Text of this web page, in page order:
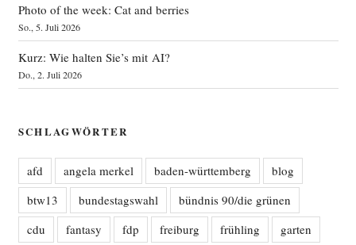
Photo of the week: Cat and berries
So., 5. Juli 2026
Kurz: Wie halten Sie’s mit AI?
Do., 2. Juli 2026
SCHLAGWÖRTER
afd angela merkel baden-württemberg
blog
btw13
bundestagswahl
bündnis 90/die grünen
cdu
fantasy fdp freiburg frühling
garten